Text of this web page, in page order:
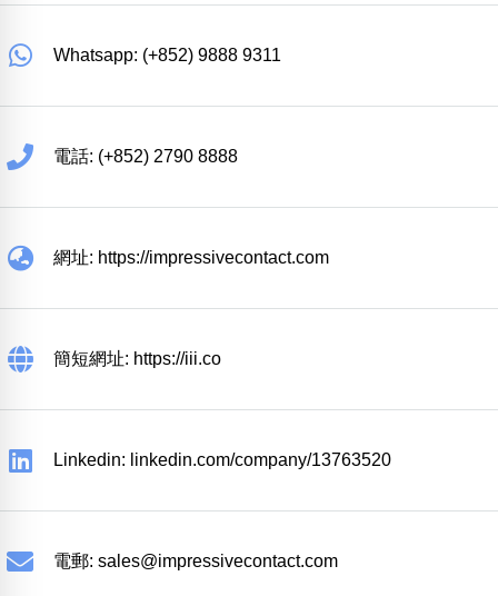
Whatsapp: (+852) 9888 9311
電話: (+852) 2790 8888
網址: https://impressivecontact.com
簡短網址: https://iii.co
Linkedin: linkedin.com/company/13763520
電郵: sales@impressivecontact.com